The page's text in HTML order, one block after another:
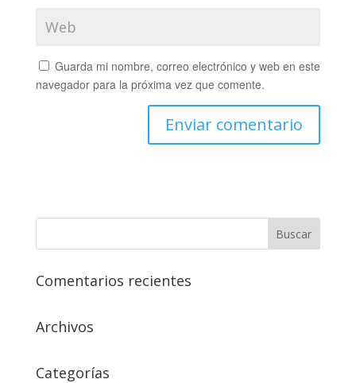
Guarda mi nombre, correo electrónico y web en este
navegador para la próxima vez que comente.
Comentarios recientes
Archivos
Categorías